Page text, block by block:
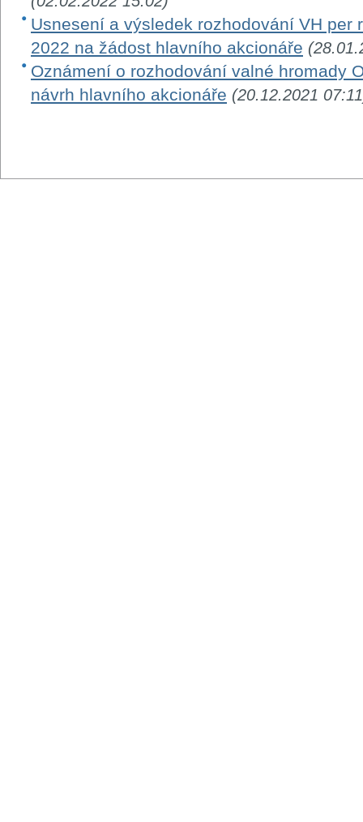
Usnesení a výsledek rozhodování VH per
2022 na žádost hlavního akcionáře
Oznámení o rozhodování valné hromady
návrh hlavního akcionáře (20.12.2021